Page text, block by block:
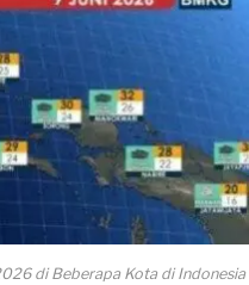
di Beberapa Kota di Indonesia